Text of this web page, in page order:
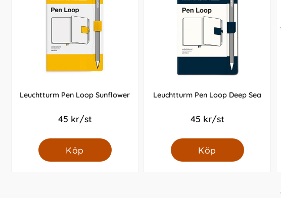
Leuchtturm Pen Loop Sunflower
45 kr/st
Köp
Leuchtturm Pen Loop Deep Sea
45 kr/st
Köp